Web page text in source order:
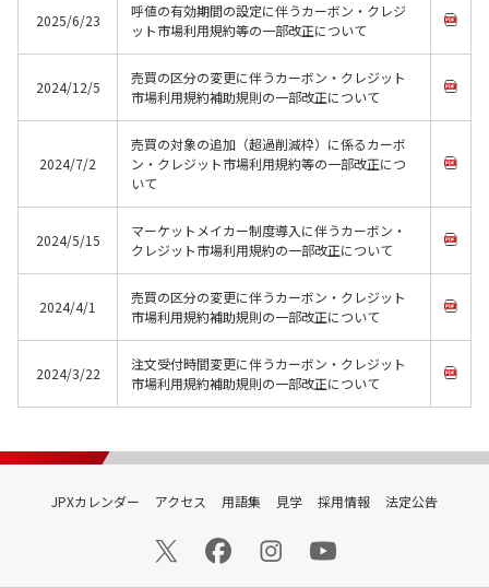
2025/6/23
呼値の有効期間の設定に伴うカーボン・クレジ
ット市場利用規約等の一部改正について
2024/12/5
売買の区分の変更に伴うカーボン・クレジット
市場利用規約補助規則の一部改正について
2024/7/2
売買の対象の追加（超過削減枠）に係るカーボ
ン・クレジット市場利用規約等の一部改正につ
いて
2024/5/15
マーケットメイカー制度導入に伴うカーボン・
クレジット市場利用規約の一部改正について
2024/4/1
売買の区分の変更に伴うカーボン・クレジット
市場利用規約補助規則の一部改正について
2024/3/22
注文受付時間変更に伴うカーボン・クレジット
市場利用規約補助規則の一部改正について
JPXカレンダー アクセス 用語集 見学 採用情報 法定公告